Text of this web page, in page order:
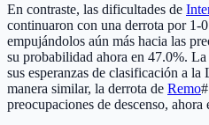
En contraste, las dificultades de
continuaron con una derrota por 1-
empujándolos aún más hacia las
su probabilidad ahora en 47.0%.
sus esperanzas de clasificación a
manera similar, la derrota de Remo
preocupaciones de descenso, ahora